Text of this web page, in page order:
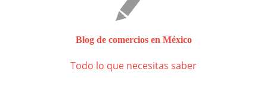
Blog de comercios en México
Todo lo que necesitas saber